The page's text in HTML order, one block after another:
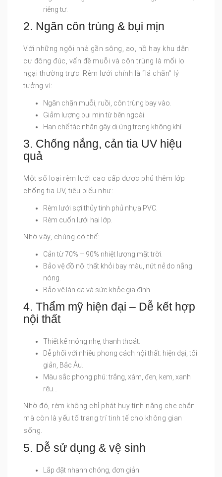
riêng tư.
2. Ngăn côn trùng & bụi mịn
Với những ngôi nhà gần sông, ao, hồ hay khu dân
cư đông đúc, vấn đề muỗi và côn trùng là mối lo
ngại thường trực. Rèm lưới chính là “lá chắn” lý
tưởng vì:
Ngăn chặn muỗi, ruồi, côn trùng bay vào.
Giảm lượng bụi mịn từ bên ngoài.
Hạn chế tác nhân gây dị ứng trong không khí.
3. Chống nắng, cản tia UV hiệu
quả
Một số loại rèm lưới cao cấp được phủ thêm lớp
chống tia UV, tiêu biểu như:
Rèm lưới sợi thủy tinh phủ nhựa PVC.
Rèm cuốn lưới hai lớp.
Nhờ vậy, chúng có thể:
Cản từ 70% – 90% nhiệt lượng mặt trời.
Bảo vệ đồ nội thất khỏi bay màu, nứt nẻ do nắng
nóng.
Bảo vệ làn da và sức khỏe gia đình.
4. Thẩm mỹ hiện đại – Dễ kết hợp
nội thất
Thiết kế mỏng nhẹ, thanh thoát.
Dễ phối với nhiều phong cách nội thất: hiện đại, tối
giản, Bắc Âu.
Màu sắc phong phú: trắng, xám, đen, kem, xanh
rêu…
Nhờ đó, rèm không chỉ phát huy tính năng che chắn
mà còn là yếu tố trang trí tinh tế cho không gian
sống.
5. Dễ sử dụng & vệ sinh
Lắp đặt nhanh chóng, đơn giản.